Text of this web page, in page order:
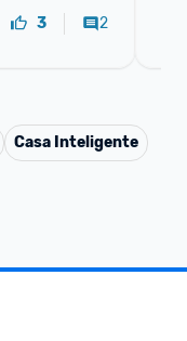
3 2
Casa Inteligente